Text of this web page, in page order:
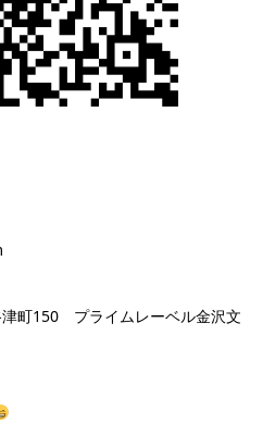
町150 プライムレーベル金沢文